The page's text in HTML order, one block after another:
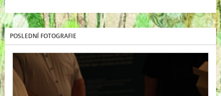
POSLEDNÍ FOTOGRAFIE